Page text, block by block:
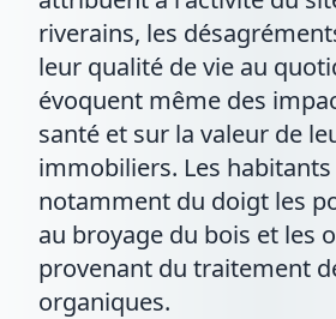
riverains, les
leur qualité de vie au
évoquent même des
santé et sur la valeur de
immobiliers. Les
notamment du doigt les
au broyage du bois et les
provenant du traitement
organiques.